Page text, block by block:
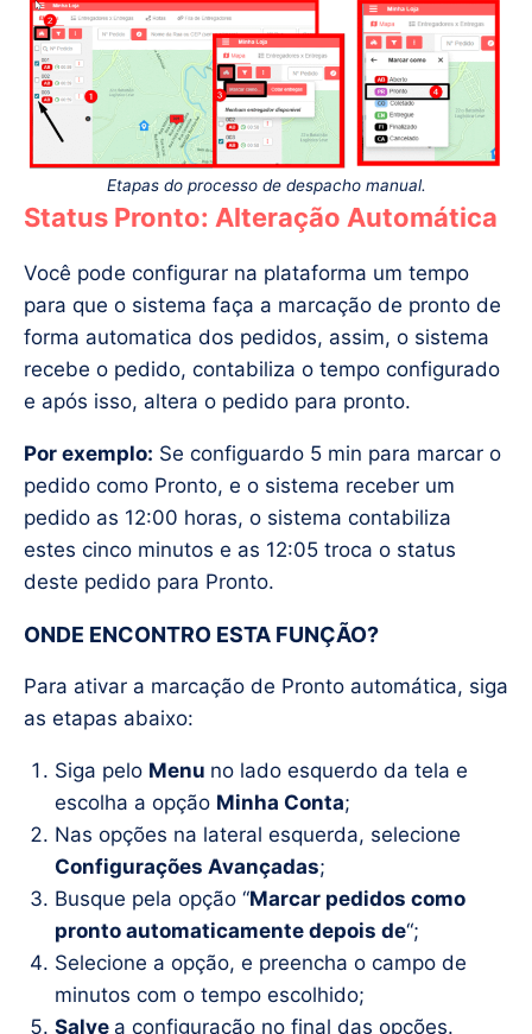
Etapas do processo de despacho manual.
Status Pronto: Alteração Automática
Você pode configurar na plataforma um tempo
para que o sistema faça a marcação de pronto de
forma automatica dos pedidos, assim, o sistema
recebe o pedido, contabiliza o tempo configurado
e após isso, altera o pedido para pronto.
Por exemplo: Se configuardo 5 min para marcar o
pedido como Pronto, e o sistema receber um
pedido as 12:00 horas, o sistema contabiliza
estes cinco minutos e as 12:05 troca o status
deste pedido para Pronto.
ONDE ENCONTRO ESTA FUNÇÃO?
Para ativar a marcação de Pronto automática, siga
as etapas abaixo:
Siga pelo Menu no lado esquerdo da tela e
escolha a opção Minha Conta;
Nas opções na lateral esquerda, selecione
Configurações Avançadas;
Busque pela opção “Marcar pedidos como
pronto automaticamente depois de“;
Selecione a opção, e preencha o campo de
minutos com o tempo escolhido;
Salve a configuração no final das opções.